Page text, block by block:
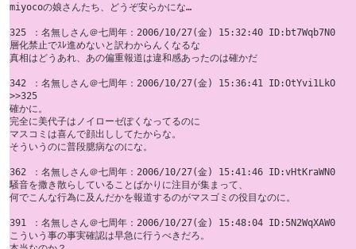
miyocoの娘さんたち、どうぞ安らかにな…
325 ：名無しさん＠七周年：2006/10/27(金) 15:32:40 ID:bt7Wqb7N0
層化禁止でｽﾚ進めないと訳わからんくなるな
真相はどうあれ、あの偏重報道は違和感あったのは確かだ
342 ：名無しさん＠七周年：2006/10/27(金) 15:36:41 ID:OtYvi1LkO
>>325
確かに。
完全に美代子はノイローゼぽくなってるのに
マスコミは喜んで顔出ししてたからな。
そういうのに普段臆病なのにな。
362 ：名無しさん＠七周年：2006/10/27(金) 15:41:46 ID:vHtKraWN0
騒音を撒き散らしていることばかりに注目が集まって、
何でこんな行為に及んだかを報道するのがマスゴミの役目なのに。
391 ：名無しさん＠七周年：2006/10/27(金) 15:48:04 ID:5N2WqXAW0
こういう事の事実確認は早急に行うべきだろ。